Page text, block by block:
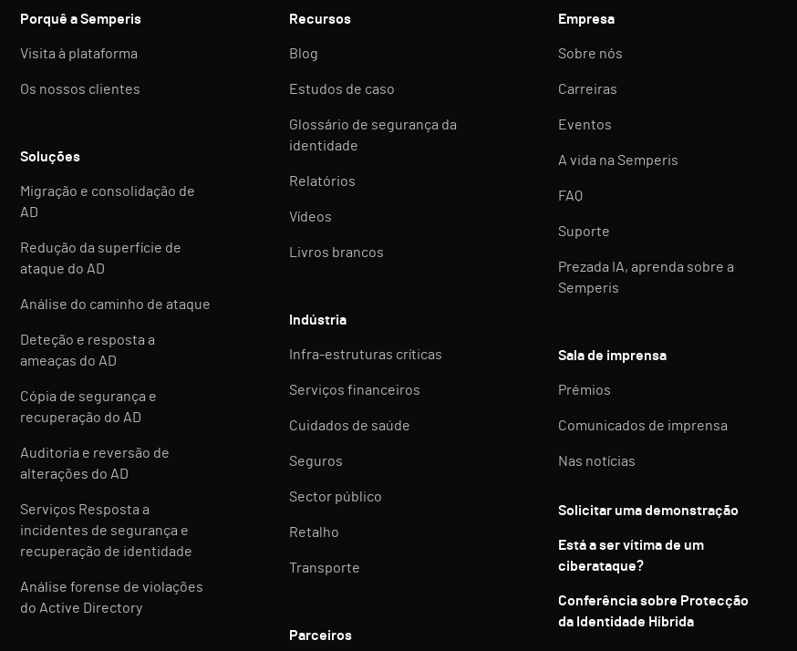
Porquê a Semperis
Visita à plataforma
Os nossos clientes
Soluções
Migração e consolidação de
AD
Redução da superfície de
ataque do AD
Análise do caminho de ataque
Deteção e resposta a
ameaças do AD
Cópia de segurança e
recuperação do AD
Auditoria e reversão de
alterações do AD
Serviços Resposta a
incidentes de segurança e
recuperação de identidade
Análise forense de violações
do Active Directory
Recursos
Blog
Estudos de caso
Glossário de segurança da
identidade
Relatórios
Vídeos
Livros brancos
Indústria
Infra-estruturas críticas
Serviços financeiros
Cuidados de saúde
Seguros
Sector público
Retalho
Transporte
Parceiros
Empresa
Sobre nós
Carreiras
Eventos
A vida na Semperis
FAQ
Suporte
Prezada IA, aprenda sobre a
Semperis
Sala de imprensa
Prémios
Comunicados de imprensa
Nas notícias
Solicitar uma demonstração
Está a ser vítima de um
ciberataque?
Conferência sobre Protecção
da Identidade Híbrida